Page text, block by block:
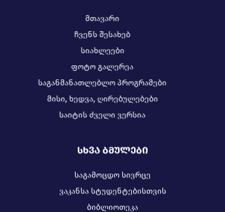
მთავარი
ჩვენს შესახებ
სიახლეები
ფოტო გალერეა
საგანმანათლებლო პროგრამები
მისი, ხედვა, ღირებულებები
საიტის ძველი ვერსია
ᲡᲮᲕᲐ ᲑᲛᲣᲚᲔᲑᲘ
საგამოცდო სივრცე
ვაკანსა სტუდენტებისთვის
ბიბლიოთეკა